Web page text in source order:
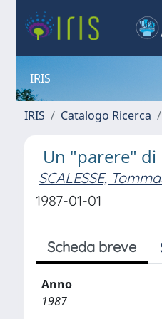
IRIS
IRIS Catalogo Ricerca
Un "parere" di
SCALESSE,
1987-01-01
Scheda breve
Anno
1987